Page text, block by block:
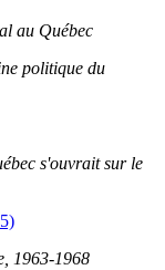
au Québec
politique du
s'ouvrait sur le
1963-1968